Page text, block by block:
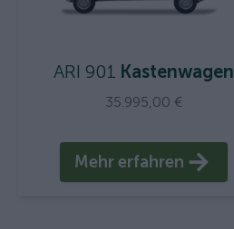
ARI 901 Kastenwagen
35.995,00 €
Mehr erfahren